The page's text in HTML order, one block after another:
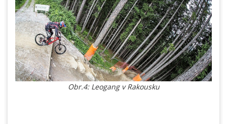
Obr.4: Leogang v Rakousku